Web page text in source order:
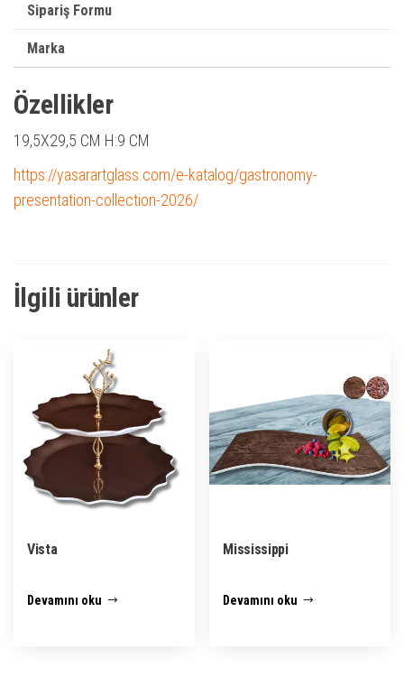
Sipariş Formu
Marka
Özellikler
19,5X29,5 CM H:9 CM
https://yasarartglass.com/e-katalog/gastronomy-
presentation-collection-2026/
İlgili ürünler
Vista
Devamını oku
Mississippi
Devamını oku